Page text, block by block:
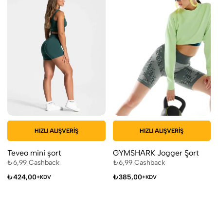
HIZLI ALIŞVERIŞ
Teveo mini şort
₺6,99 Cashback
₺424,00+KDV
HIZLI ALIŞVERIŞ
GYMSHARK Jogger Şort
₺6,99Cashback
₺385,00+KDV